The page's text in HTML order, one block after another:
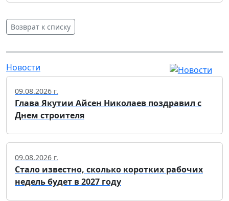
Возврат к списку
Новости
09.08.2026 г.
Глава Якутии Айсен Николаев поздравил с
Днем строителя
09.08.2026 г.
Стало известно, сколько коротких рабочих
недель будет в 2027 году